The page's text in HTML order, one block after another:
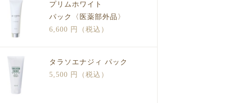
プリムホワイト
パック〈医薬部外品〉
6,600 円（税込）
タラソエナジィ パック
5,500 円（税込）